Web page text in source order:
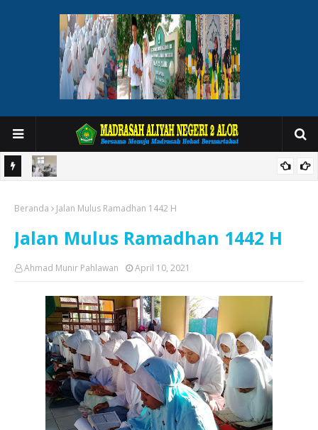
di Masyarakat
Beranda Jalan Mulus Ramadhan 1442 H
Jalan Mulus Ramadhan 1442 H
Ahmad Munir Pahlawan April 10, 2021